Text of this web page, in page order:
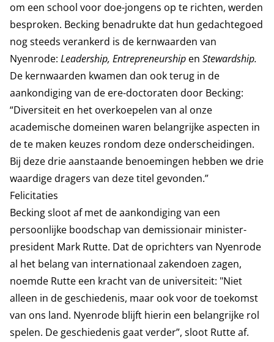
om een school voor doe-jongens op te richten, werden
besproken. Becking benadrukte dat hun gedachtegoed
nog steeds verankerd is de kernwaarden van
Nyenrode: Leadership, Entrepreneurship en Stewardship.
De kernwaarden kwamen dan ook terug in de
aankondiging van de ere-doctoraten door Becking:
“Diversiteit en het overkoepelen van al onze
academische domeinen waren belangrijke aspecten in
de te maken keuzes rondom deze onderscheidingen.
Bij deze drie aanstaande benoemingen hebben we drie
waardige dragers van deze titel gevonden.”
Felicitaties
Becking sloot af met de aankondiging van een
persoonlijke boodschap van demissionair minister-
president Mark Rutte. Dat de oprichters van Nyenrode
al het belang van internationaal zakendoen zagen,
noemde Rutte een kracht van de universiteit: "Niet
alleen in de geschiedenis, maar ook voor de toekomst
van ons land. Nyenrode blijft hierin een belangrijke rol
spelen. De geschiedenis gaat verder”, sloot Rutte af.